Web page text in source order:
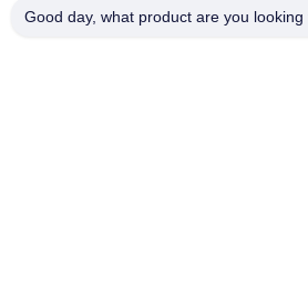
Good day, what product are you looking